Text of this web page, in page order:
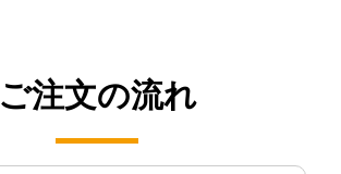
ご注文の流れ